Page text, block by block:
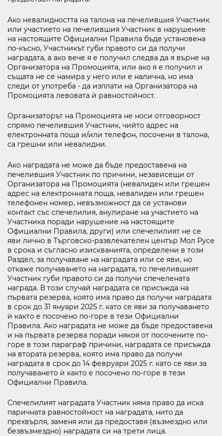
Ако невалидността на талона на печелившия Участник
или участието на печелившия Участник в нарушение
на настоящите Официални Правила бъде установена
по-късно, Участникът губи правото си да получи
наградата, а ако вече я е получил следва да я върне на
Организатора на Промоцията, или ако я е получил и
същата не се намира у него или е налична, но има
следи от употреба - да изплати на Организатора на
Промоцията левовата ѝ равностойност.
Организаторът на Промоцията не носи отговорност
спрямо печелившия Участник, чийто адрес на
електронната поща и/или телефон, посочени в талона,
са грешни или невалидни.
Ако наградата не може да бъде предоставена на
печелившия Участник по причини, независещи от
Организатора на Промоцията (невалиден или грешен
адрес на електронната поща, невалиден или грешен
телефонен номер, невъзможност да се установи
контакт със спечелилия, анулиране на участието на
Участника поради нарушение на настоящите
Официални Правила, други) или спечелилият не се
яви лично в Търговско-развлекателен център Мол Русе
в срока и съгласно изискванията, определени в този
Раздел, за получаване на наградата или се яви, но
откаже получаването на наградата, то печелившият
Участник губи правото си да получи спечелената
награда. В този случай наградата се присъжда на
първата резерва, която има право да получи наградата
в срок до 31 януари 2025 г. като се яви за получаването
ѝ както е посочено по-горе в тези Официални
Правила. Ако наградата не може да бъде предоставена
и на първата резерва поради някоя от посочените по-
горе в този параграф причини, наградата се присъжда
на втората резерва, която има право да получи
наградата в срок до 14 февруари 2025 г. като се яви за
получаването ѝ както е посочено по-горе в тези
Официални Правила.
Спечелилият наградата Участник няма право да иска
паричната равностойност на наградата, нито да
прехвърля, заменя или да предоставя (възмездно или
безвъзмездно) наградата си на трети лица.